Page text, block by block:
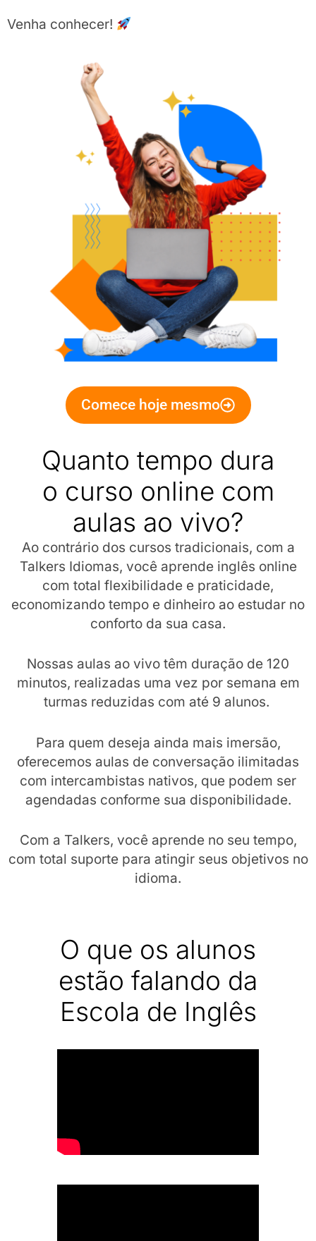
Venha conhecer!
Comece hoje mesmo
Quanto tempo dura
o curso online com
aulas ao vivo?
Ao contrário dos cursos tradicionais, com a
Talkers Idiomas, você aprende inglês online
com total flexibilidade e praticidade,
economizando tempo e dinheiro ao estudar no
conforto da sua casa.
Nossas aulas ao vivo têm duração de 120
minutos, realizadas uma vez por semana em
turmas reduzidas com até 9 alunos.
Para quem deseja ainda mais imersão,
oferecemos aulas de conversação ilimitadas
com intercambistas nativos, que podem ser
agendadas conforme sua disponibilidade.
Com a Talkers, você aprende no seu tempo,
com total suporte para atingir seus objetivos no
idioma.
O que os alunos
estão falando da
Escola de Inglês